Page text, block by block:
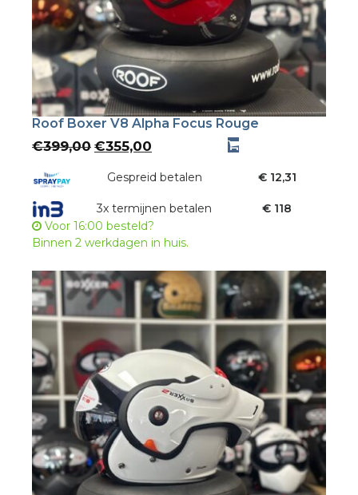
Roof Boxer V8 Alpha Focus Rouge
€399,00 Oorspronkelijke
was:
€355,00
is:
Gespreid betalen € 12,31
3x termijnen betalen
€ 118
Voor 16:00 besteld?
Binnen 2 werkdagen in huis.